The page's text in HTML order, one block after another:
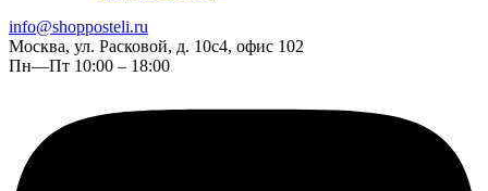
info@shopposteli.ru
Москва, ул. Расковой, д. 10с4, офис 102
Пн—Пт 10:00 – 18:00